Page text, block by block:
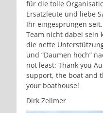
für die tolle
Ersatzleute und liebe
Ihr eingesprungen
Team nicht dabei sein
die nette
und “Daumen hoch”
not least: Thank you
support, the boat and
your boathouse!
Dirk Zellmer